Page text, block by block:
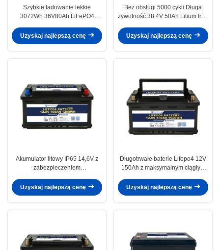
Szybkie ładowanie lekkie
3072Wh 36V80Ah LiFePO4
Uzyskaj najlepszą cenę
Bez obsługi 5000 cykli Długa
żywotność 38.4V 50Ah Litium Iron
Uzyskaj najlepszą cenę
Akumulator litowy IP65 14,6V z
zabezpieczeniem
zewnętrznych i ciężkich
Uzyskaj najlepszą cenę
Długotrwałe baterie Lifepo4 12V
150Ah z maksymalnym ciągłym
3000 cykli
Uzyskaj najlepszą cenę